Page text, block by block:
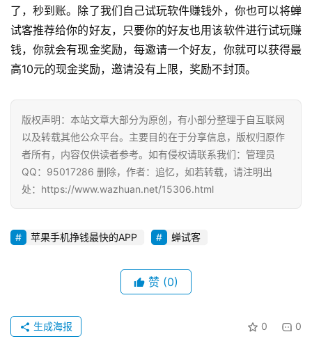
了，秒到账。除了我们自己试玩软件赚钱外，你也可以将蝉
试客推荐给你的好友，只要你的好友也用该软件进行试玩赚
钱，你就会有现金奖励，每邀请一个好友，你就可以获得最
高10元的现金奖励，邀请没有上限，奖励不封顶。
版权声明：本站文章大部分为原创，有小部分整理于自互联网
以及转载其他公众平台。主要目的在于分享信息，版权归原作
者所有，内容仅供读者参考。如有侵权请联系我们：管理员
QQ：95017286 删除，作者：追忆，如若转载，请注明出
处：https://www.wazhuan.net/15306.html
苹果手机挣钱最快的APP 蝉试客
赞 (0)
0 0
生成海报